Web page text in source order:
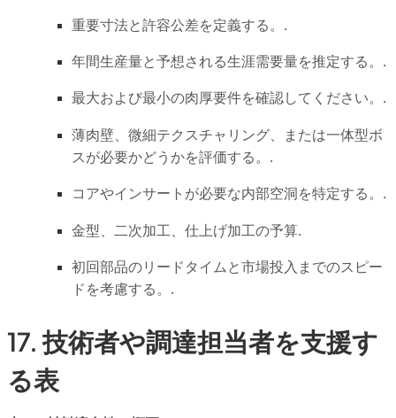
重要寸法と許容公差を定義する。.
年間生産量と予想される生涯需要量を推定する。.
最大および最小の肉厚要件を確認してください。.
薄肉壁、微細テクスチャリング、または一体型ボ
スが必要かどうかを評価する。.
コアやインサートが必要な内部空洞を特定する。.
金型、二次加工、仕上げ加工の予算.
初回部品のリードタイムと市場投入までのスピー
ドを考慮する。.
17. 技術者や調達担当者を支援す
る表